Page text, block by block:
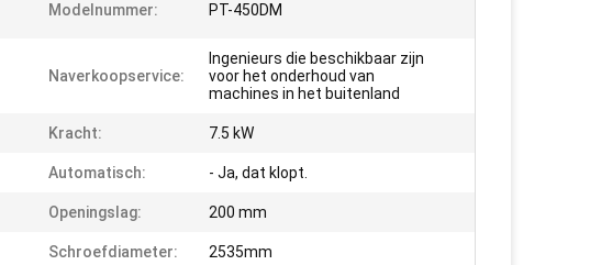
Modelnummer: PT-450DM
Naverkoopservice:
Ingenieurs die beschikbaar zijn
voor het onderhoud van
machines in het buitenland
Kracht: 7.5 kW
Automatisch: - Ja, dat klopt.
Openingslag: 200 mm
Schroefdiameter: 2535mm